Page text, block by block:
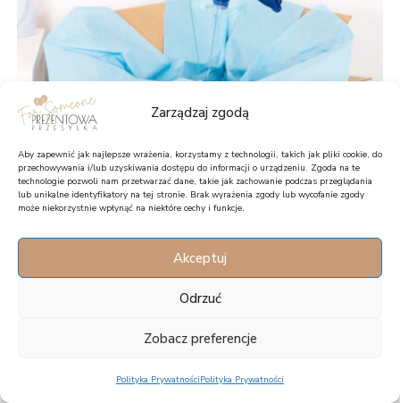
Zarządzaj zgodą
Aby zapewnić jak najlepsze wrażenia, korzystamy z technologii, takich jak pliki cookie, do
przechowywania i/lub uzyskiwania dostępu do informacji o urządzeniu. Zgoda na te
technologie pozwoli nam przetwarzać dane, takie jak zachowanie podczas przeglądania
lub unikalne identyfikatory na tej stronie. Brak wyrażenia zgody lub wycofanie zgody
może niekorzystnie wpłynąć na niektóre cechy i funkcje.
Akceptuj
Odrzuć
Zobacz preferencje
Polityka PrywatnościPolityka Prywatności
Pomysł na prezent dla noworodka chłopca Balony z
helem Kosmonauta
105,90zł
WYŚLIJ JAKO PREZENT